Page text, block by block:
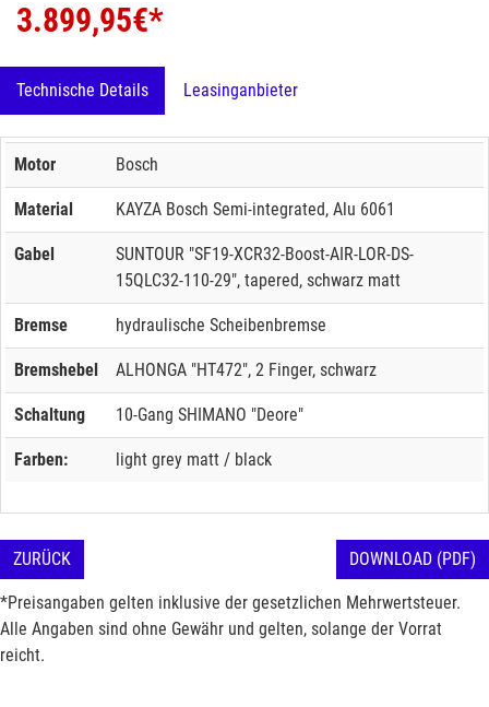
3.899,95€*
Technische Details Leasinganbieter
Motor Bosch
Material KAYZA Bosch Semi-integrated, Alu 6061
Gabel
SUNTOUR "SF19-XCR32-Boost-AIR-LOR-DS-
15QLC32-110-29", tapered, schwarz matt
Bremse hydraulische Scheibenbremse
Bremshebel ALHONGA "HT472", 2 Finger, schwarz
Schaltung 10-Gang SHIMANO "Deore"
Farben: light grey matt / black
ZURÜCK DOWNLOAD (PDF)
*Preisangaben gelten inklusive der gesetzlichen Mehrwertsteuer.
Alle Angaben sind ohne Gewähr und gelten, solange der Vorrat
reicht.